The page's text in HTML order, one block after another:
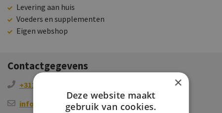
Levering aan huis
Voeders en supplementen
Eigen webshop
Contactgegevens
+31118551323
info@brasserskorenmolen.nl
×
Deze website maakt
gebruik van cookies.